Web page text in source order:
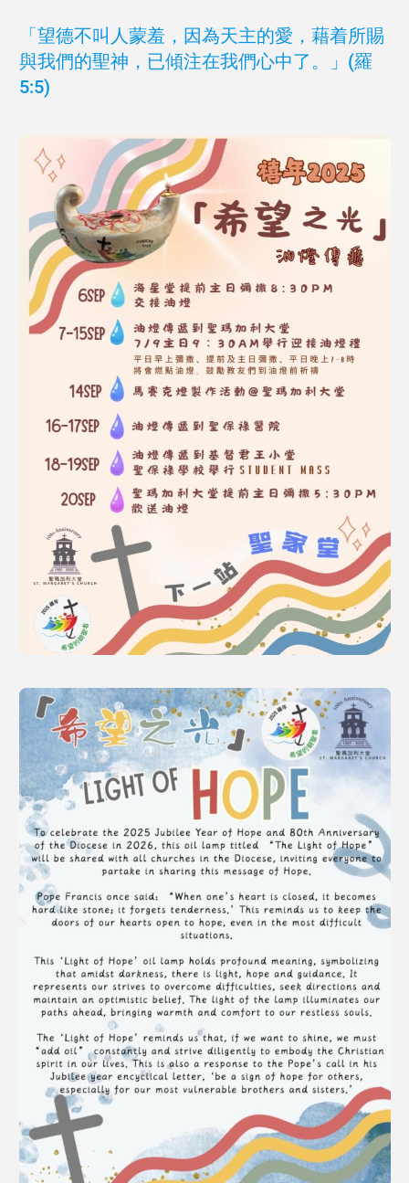
「望德不叫人蒙羞，因為天主的愛，藉着所賜
與我們的聖神，已傾注在我們心中了。」(羅
5:5)